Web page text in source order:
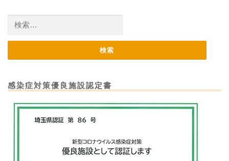
索:
感染症対策優良施設認定書